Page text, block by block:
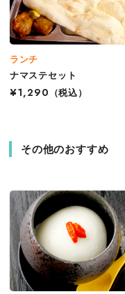
ランチ
ナマステセット
¥1,290
（税込）
その他のおすすめ